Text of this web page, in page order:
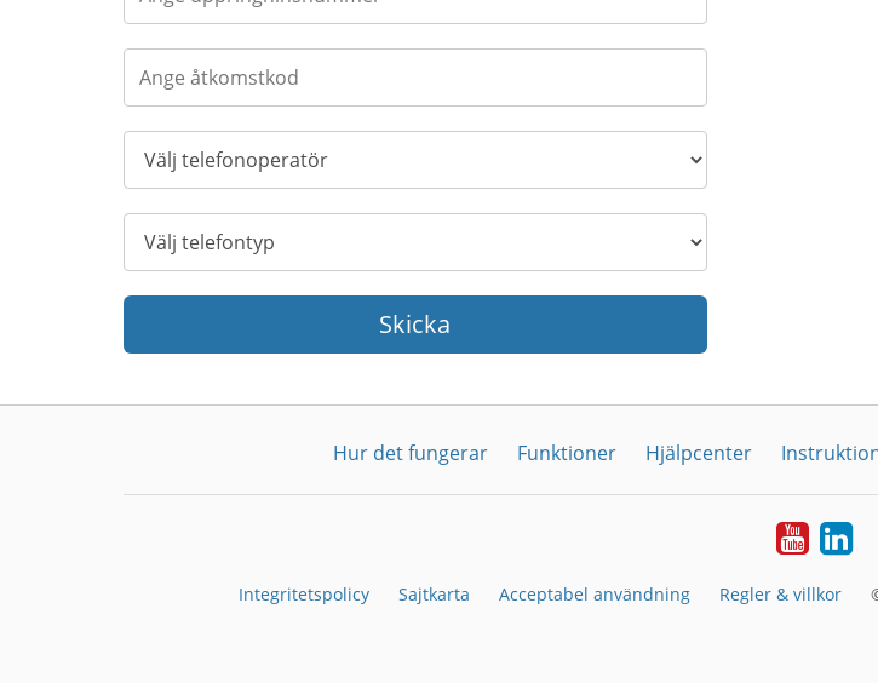
Skicka
Hur det fungerar Funktioner Hjälpcenter
YouTube
Integritetspolicy Sajtkarta Acceptabel användning Regler & villkor